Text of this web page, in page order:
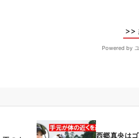
西郷真央は